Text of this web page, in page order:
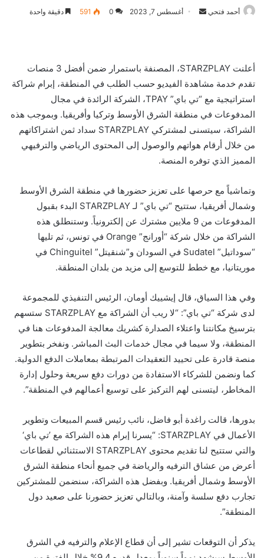
أحمد فتحي
أرسل أغسطس 7, 2023 0
591 دقيقة واحدة
أعلنت STARZPLAY، المصنفة باستمرار ضمن أفضل 3 منصات
تقدم خدمة مشاهدة الفيديو حسب الطلب في المنطقة، إبرام شراكة
استراتيجية مع “تي باي” TPAY، الشركة الرائدة في مجال
المدفوعات في منطقة الشرق الأوسط وتركيا وأفريقيا. وبموجب هذه
الشراكة، سيتسنى لمشتركي STARZPLAY سداد ثمن اشتراكاتهم
من خلال أرقام هواتهم والوصول إلى المحتوى الرياضي والترفيهي
المميز الذي توفره المنصة.
وتماشياً مع حرصها على تعزيز حضورها في منطقة الشرق الأوسط
وشمال أفريقيا، ستتيح “تي باي” لـ STARZPLAY البدء بقبول
المدفوعات من 9 ملايين مشترك عن إلكترونياً. وستنطلق هذه
الشراكة من خلال شركة “أورانج” Orange في تونس، ثم تليها
“سوداتيل” Sudatel في السودان و”شنقيتل” Chinguitel في
موريتانيا، مع خطط للتوسع إلى مزيد من بلدان المنطقة.
وفي هذا السياق، قال إيشييك أومان، الرئيس التنفيذي للمجموعة
لدى شركة “تي باي”: “لا ريب أن الشراكة مع STARZPLAY ستسهم
بترسيخ مكانتنا واعتلاء الصدارة كشريك معالجة المدفوعات هنا في
المنطقة، ولا سيما في مجال خدمات البث المباشر. ونفخر بتطوير
منصة قادرة على تحييد التعقيدات المرتبطة بمعاملات الدفع الدولية.
كما ونضمن للشركاء الاستفادة من دورات دفع سريعة وحلول إدارة
المخاطر، ليتسنى لهم التركيز على توسيع أعمالهم في المنطقة”.
بدورها، قالت راغدة أبو فاضل، نائب رئيس قسم المبيعات وتطوير
الأعمال في STARZPLAY: “يسرنا إبرام هذه الشراكة مع ’تي باي‘
والتي ستتيح لنا تقديم محتوى STARZPLAY الاستثنائي لقطاعات
أعرض من عشاق الترفيه والرياضة في جميع أنحاء منطقة الشرق
الأوسط وشمال أفريقيا. وبفضل هذه الشراكة، سنضمن للمشتركين
تجارب دفع سلسة وآمنة، وبالتالي تعزيز حضورنا على صعيد دول
المنطقة”.
يذكر أن التوقعات تشير إلى أن قطاع الإعلام والترفيه في الشرق